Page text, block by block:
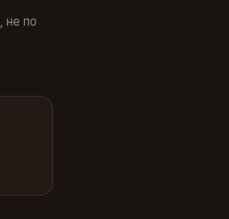
не по